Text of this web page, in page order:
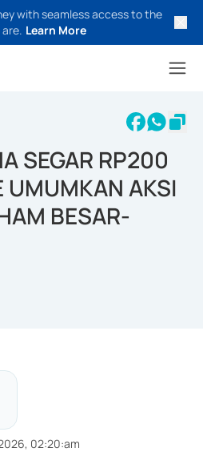
with seamless access to the
Learn More
SEGAR RP200
UMUMKAN AKSI
BESAR-
02:20:am